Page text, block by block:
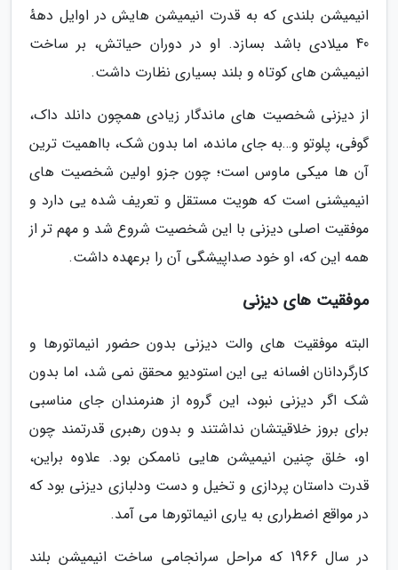
انیمیشن بلندی که به قدرت انیمیشن هایش در اوایل دههٔ
40 میلادی باشد بسازد. او در دوران حیاتش، بر ساخت
انیمیشن های کوتاه و بلند بسیاری نظارت داشت.
از دیزنی شخصیت های ماندگار زیادی همچون دانلد داک،
گوفی، پلوتو و…به جای مانده، اما بدون شک، بااهمیت ترین
آن ها میکی ماوس است؛ چون جزو اولین شخصیت های
انیمیشنی است که هویت مستقل و تعریف شده یی دارد و
موفقیت اصلی دیزنی با این شخصیت شروع شد و مهم تر از
همه این که، او خود صداپیشگی آن را برعهده داشت.
موفقیت های دیزنی
البته موفقیت های والت دیزنی بدون حضور انیماتورها و
کارگردانان افسانه یی این استودیو محقق نمی شد، اما بدون
شک اگر دیزنی نبود، این گروه از هنرمندان جای مناسبی
برای بروز خلاقیتشان نداشتند و بدون رهبری قدرتمند چون
او، خلق چنین انیمیشن هایی ناممکن بود. علاوه براین،
قدرت داستان پردازی و تخیل و دست ودلبازی دیزنی بود که
در مواقع اضطراری به یاری انیماتورها می آمد.
در سال 1966 که مراحل سرانجامی ساخت انیمیشن بلند